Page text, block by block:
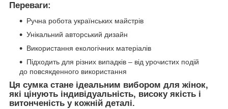
Переваги:
Ручна робота українських майстрів
Унікальний авторський дизайн
Використання екологічних матеріалів
Підходить для різних випадків – від урочистих подій
до повсякденного використання
Ця сумка стане ідеальним вибором для жінок,
які цінують індивідуальність, високу якість і
витонченість у кожній деталі.